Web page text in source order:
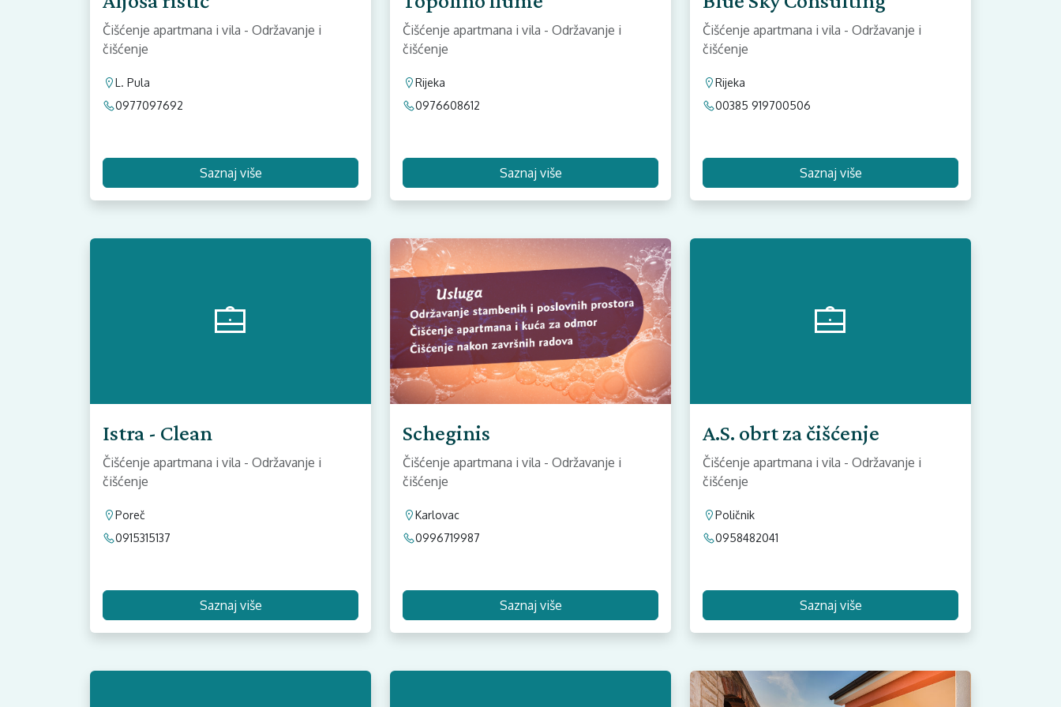
Čišćenje apartmana i vila - Održavanje i
čišćenje
L. Pula
0977097692
Saznaj više
Čišćenje apartmana i vila - Održavanje i
čišćenje
Rijeka
0976608612
Saznaj više
Čišćenje apartmana i vila - Održavanje i
čišćenje
Rijeka
00385 919700506
Saznaj više
Istra - Clean
Čišćenje apartmana i vila - Održavanje i
čišćenje
Poreč
0915315137
Saznaj više
Scheginis
Čišćenje apartmana i vila - Održavanje i
čišćenje
Karlovac
0996719987
Saznaj više
A.S. obrt za čišćenje
Čišćenje apartmana i vila - Održavanje i
čišćenje
Poličnik
0958482041
Saznaj više